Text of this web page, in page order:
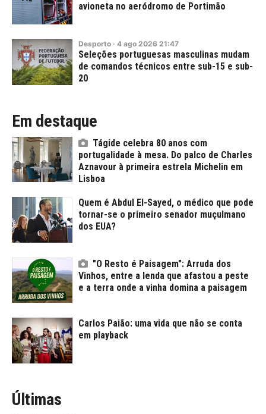
avioneta no aeródromo de Portimão
Desporto · 4 ago 2026 21:47
Seleções portuguesas masculinas mudam
de comandos técnicos entre sub-15 e sub-
20
Em destaque
Tágide celebra 80 anos com
portugalidade à mesa. Do palco de Charles
Aznavour à primeira estrela Michelin em
Lisboa
Quem é Abdul El-Sayed, o médico que pode
tornar-se o primeiro senador muçulmano
dos EUA?
"O Resto é Paisagem": Arruda dos
Vinhos, entre a lenda que afastou a peste
e a terra onde a vinha domina a paisagem
Carlos Paião: uma vida que não se conta
em playback
Últimas